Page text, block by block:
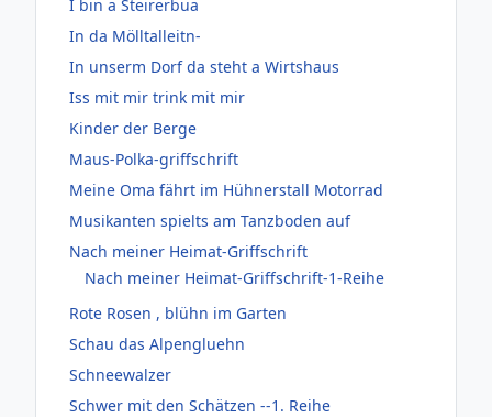
I bin a Steirerbua
In da Mölltalleitn-
In unserm Dorf da steht a Wirtshaus
Iss mit mir trink mit mir
Kinder der Berge
Maus-Polka-griffschrift
Meine Oma fährt im Hühnerstall Motorrad
Musikanten spielts am Tanzboden auf
Nach meiner Heimat-Griffschrift
Nach meiner Heimat-Griffschrift-1-Reihe
Rote Rosen , blühn im Garten
Schau das Alpengluehn
Schneewalzer
Schwer mit den Schätzen --1. Reihe